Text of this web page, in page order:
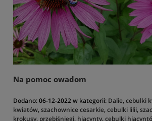
Na pomoc owadom
Dodano:06-12-2022w kategorii: Dalie, cebulki
kwiatów, szachownice cesarkie, cebulki lilii,
krokusy, przebiśniegi, hiacynty, cebulki